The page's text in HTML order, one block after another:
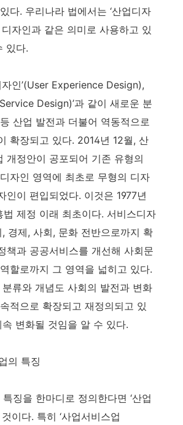
다. 우리나라 법에서는 ‘산업디자
디자인과 같은 의미로 사용하고 있
있다.
자인’(User Experience Design),
Design)’과 같이 새로운 분
산업 발전과 더불어 역동적으로
확장되고 있다. 2014년 12월, 산
개정안이 공포되어 기존 유형의
자인 영역에 최초로 무형의 디자
인이 편입되었다. 이것은 1977년
법 제정 이래 최초이다. 서비스디자
경제, 사회, 문화 전반으로까지 확
책과 공공서비스를 개선해 사회문
할로까지 그 영역을 넓히고 있다.
류와 개념도 사회의 발전과 변화
적으로 확장되고 재정의되고 있
변화될 것임을 알 수 있다.
의 특징
징을 한마디로 정의한다면 ‘산업
이다. 특히 ‘사업서비스업